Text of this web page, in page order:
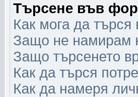
Търсене във
Как мога да
Защо не намирам
Защо търсенето
Как да търся
Как да намеря